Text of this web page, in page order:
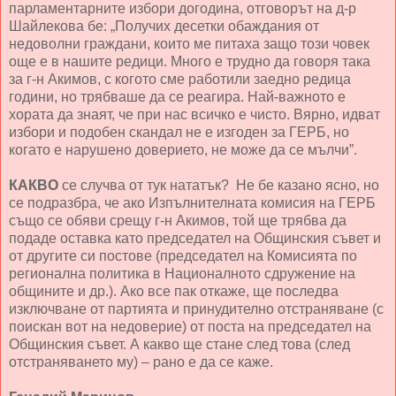
парламентарните избори догодина, отговорът на д-р
Шайлекова бе: „Получих десетки обаждания от
недоволни граждани, които ме питаха защо този човек
още е в нашите редици. Много е трудно да говоря така
за г-н Акимов, с когото сме работили заедно редица
години, но трябваше да се реагира. Най-важното е
хората да знаят, че при нас всичко е чисто. Вярно, идват
избори и подобен скандал не е изгоден за ГЕРБ, но
когато е нарушено доверието, не може да се мълчи”.
КАКВО се случва от тук нататък? Не бе казано ясно, но
се подразбра, че ако Изпълнителната комисия на ГЕРБ
също се обяви срещу г-н Акимов, той ще трябва да
подаде оставка като председател на Общинския съвет и
от другите си постове (председател на Комисията по
регионална политика в Националното сдружение на
общините и др.). Ако все пак откаже, ще последва
изключване от партията и принудително отстраняване (с
поискан вот на недоверие) от поста на председател на
Общинския съвет. А какво ще стане след това (след
отстраняването му) – рано е да се каже.